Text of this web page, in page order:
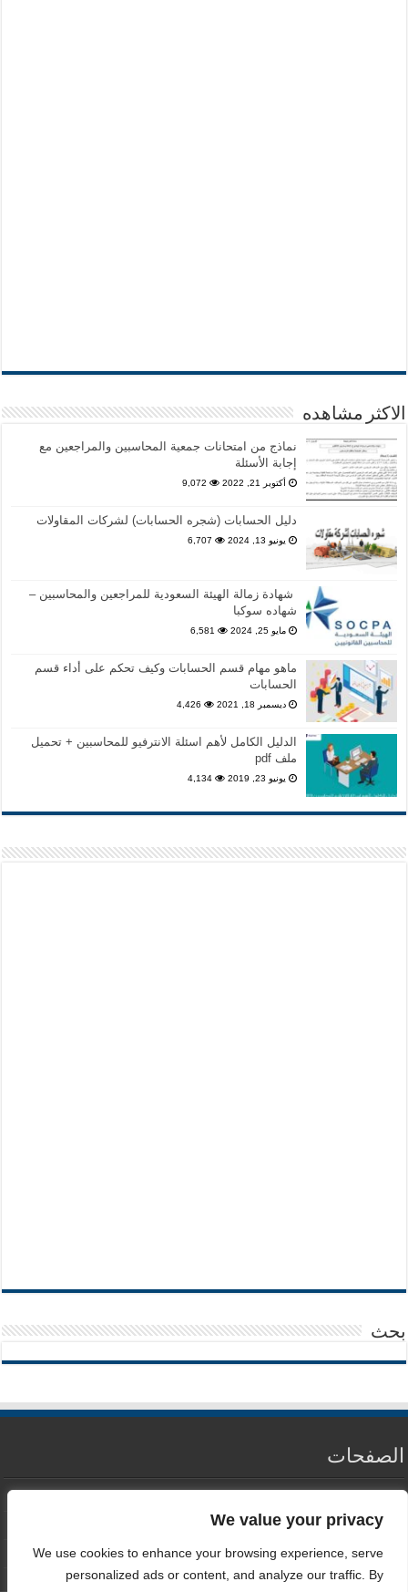
We value your privacy
We use cookies to enhance your browsing experience, serve
personalized ads or content, and analyze our traffic. By
الاكثر مشاهده
نماذج من امتحانات جمعية المحاسبين والمراجعين مع
إجابة الأسئلة
أكتوبر 21, 2022 9,072
دليل الحسابات (شجره الحسابات) لشركات المقاولات
يونيو 13, 2024 6,707
شهادة زمالة الهيئة السعودية للمراجعين والمحاسبين –
شهاده سوكبا
مايو 25, 2024 6,581
ماهو مهام قسم الحسابات وكيف تحكم على أداء قسم
الحسابات
ديسمبر 18, 2021 4,426
الدليل الكامل لأهم اسئلة الانترفيو للمحاسبين + تحميل
ملف pdf
يونيو 23, 2019 4,134
بحث
الصفحات
سياسة الخصوصية
اتصل بنا